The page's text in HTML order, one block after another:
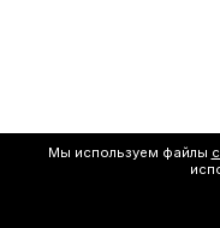
Мы используем файлы